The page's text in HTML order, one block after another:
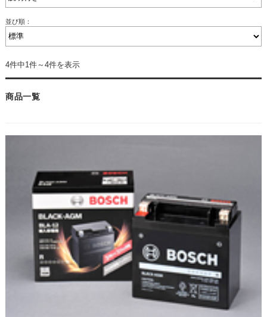
並び順：
4件中1件～4件を表示
商品一覧